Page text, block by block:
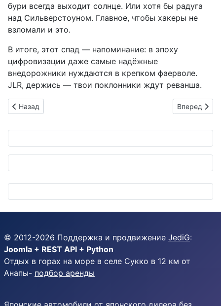
бури всегда выходит солнце. Или хотя бы радуга
над Сильверстоуном. Главное, чтобы хакеры не
взломали и это.
В итоге, этот спад — напоминание: в эпоху
цифровизации даже самые надёжные
внедорожники нуждаются в крепком фаерволе.
JLR, держись — твои поклонники ждут реванша.
Предыдущий: FORVIA HELLA зажигает перед: FlatLight
Назад Следующий:
Вперед
© 2012-2026 Поддержка и продвижение JediG:
Joomla + REST API + Python
Отдых в горах на море в селе Сукко в 12 км от
Анапы- подбор аренды